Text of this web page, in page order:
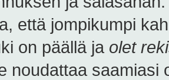
että jompikumpi
on päällä ja olet
noudattaa saamiasi